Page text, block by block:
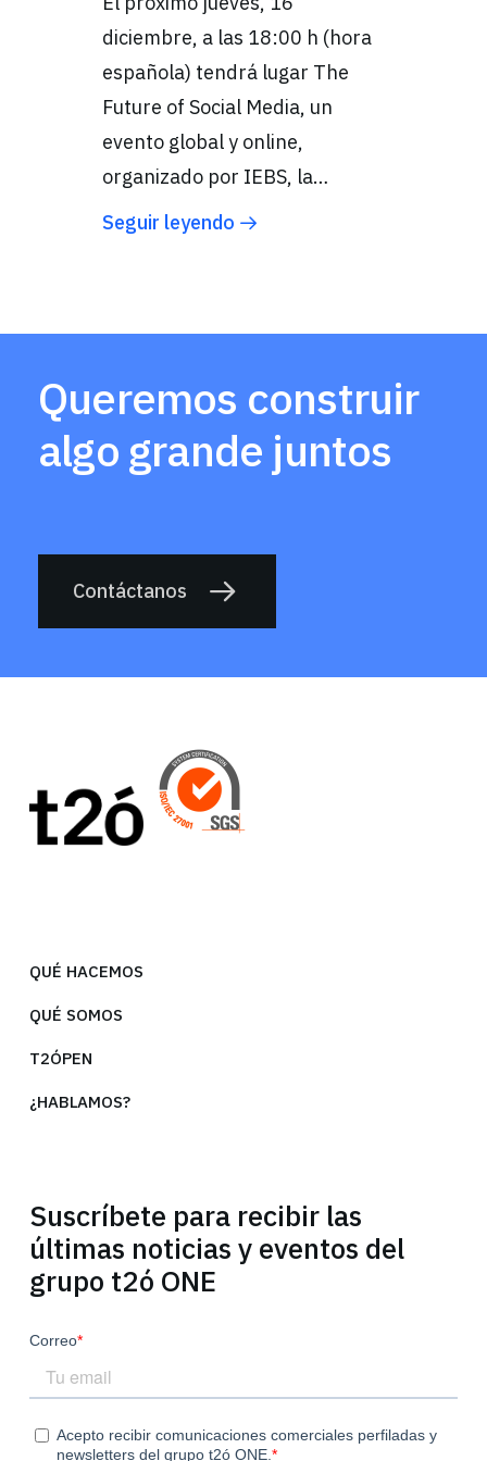
diciembre, a las 18:00 h (hora
española) tendrá lugar The
Future of Social Media, un
evento global y online,
organizado por IEBS, la…
Seguir leyendo
Queremos construir
algo grande juntos
Contáctanos
QUÉ HACEMOS
QUÉ SOMOS
T2ÓPEN
¿HABLAMOS?
Suscríbete para recibir las
últimas noticias y eventos del
grupo t2ó ONE